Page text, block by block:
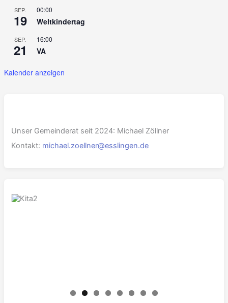
SEP.
19
00:00
Weltkindertag
SEP.
21
16:00
VA
Kalender anzeigen
Unser Gemeinderat seit 2024: Michael Zöllner
Kontakt: michael.zoellner@esslingen.de